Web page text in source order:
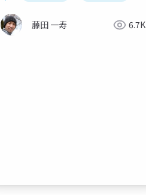
藤田 一寿 6.7K